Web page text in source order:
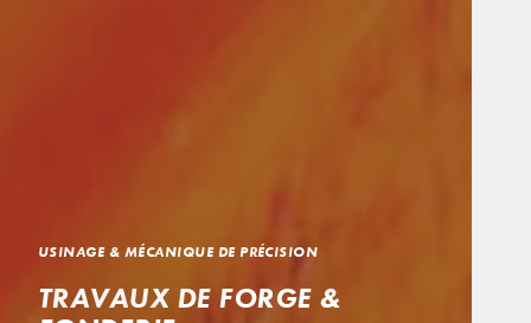
USINAGE & MÉCANIQUE DE PRÉCISION
TRAVAUX DE FORGE &